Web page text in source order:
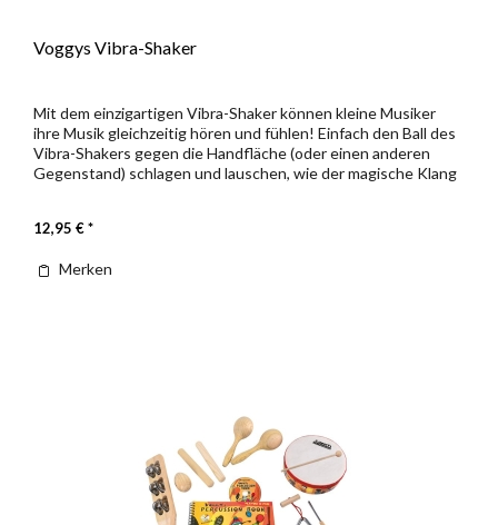
Voggys Vibra-Shaker
Mit dem einzigartigen Vibra-Shaker können kleine Musiker
ihre Musik gleichzeitig hören und fühlen! Einfach den Ball des
Vibra-Shakers gegen die Handfläche (oder einen anderen
Gegenstand) schlagen und lauschen, wie der magische Klang
12,95 € *
Merken